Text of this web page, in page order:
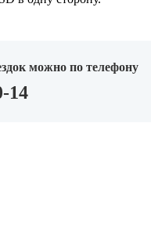
можно по телефону
14